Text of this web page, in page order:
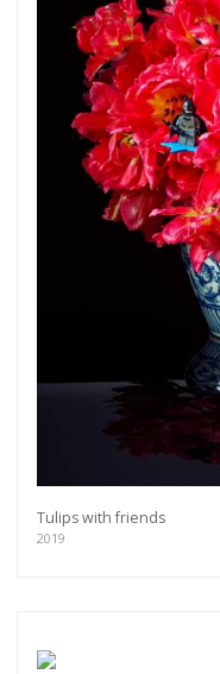
Tulips with friends
2019